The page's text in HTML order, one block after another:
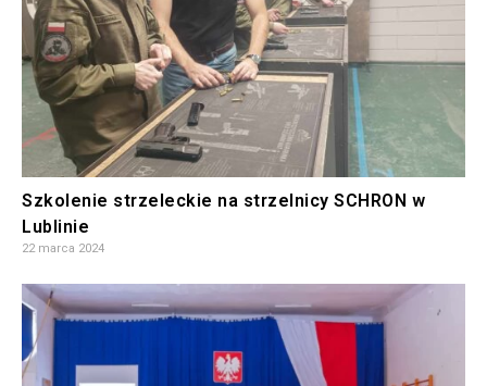
Szkolenie strzeleckie na strzelnicy SCHRON w
Lublinie
22 marca 2024